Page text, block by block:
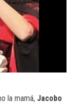
la mamá, Jacobo